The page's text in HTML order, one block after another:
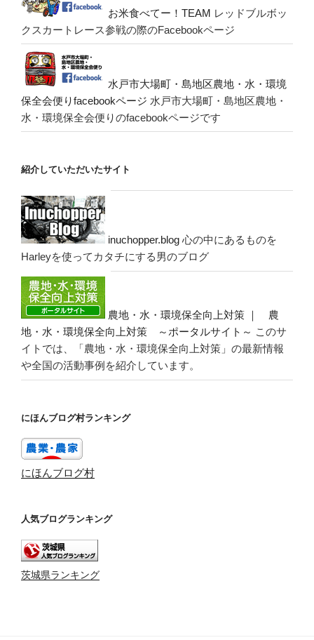
お米食べてー！TEAM レッドブルボッ
クスカートレース参戦の際のFacebookページ
水戸市大場町・島地区農地・水・環境
保全会便りfacebookページ 水戸市大場町・島地区農地・
水・環境保全会便りのfacebookページです
紹介していただいたサイト
inuchopper.blog 心の中にあるものを
Harleyを使ってカタチにする男のブログ
農地・水・環境保全向上対策 ｜ 農
地・水・環境保全向上対策 ～ポータルサイト～ このサ
イトでは、「農地・水・環境保全向上対策」の最新情報
や全国の活動事例を紹介しています。
にほんブログ村ランキング
にほんブログ村
人気ブログランキング
茨城県ランキング